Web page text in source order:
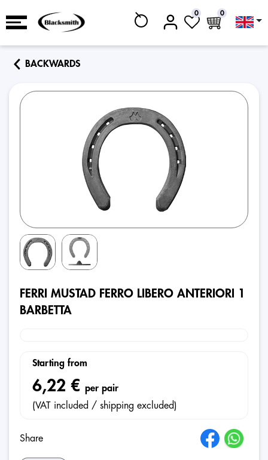
0 0
BACKWARDS
FERRI MUSTAD FERRO LIBERO ANTERIORI 1
BARBETTA
Starting from
6,22 € per pair
(VAT included / shipping excluded)
Share